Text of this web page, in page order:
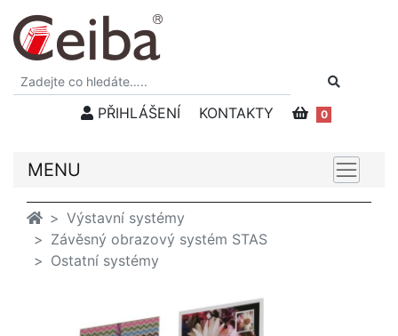
PŘIHLÁŠENÍ KONTAKTY 0
MENU
Výstavní systémy
Závěsný obrazový systém STAS
Ostatní systémy